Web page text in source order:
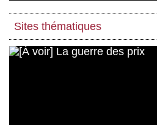
Sites thématiques